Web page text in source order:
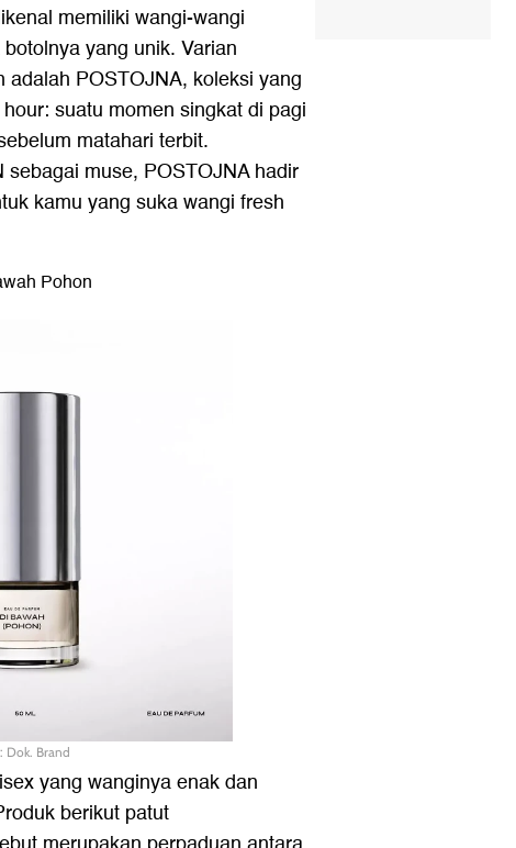
memiliki wangi-wangi
yang unik. Varian
POSTOJNA, koleksi yang
suatu momen singkat di pagi
matahari terbit.
muse, POSTOJNA hadir
kamu yang suka wangi fresh
Pohon
Dok. Brand
yang wanginya enak dan
berikut patut